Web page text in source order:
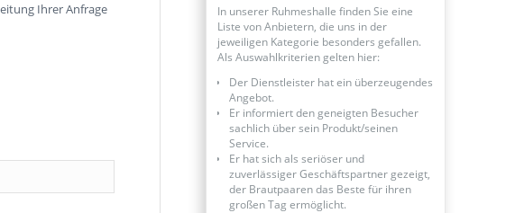
Ihrer Anfrage
In unserer Ruhmeshalle finden Sie eine
Liste von Anbietern, die uns in der
jeweiligen Kategorie besonders gefallen.
Als Auswahlkriterien gelten hier:
Der Dienstleister hat ein überzeugendes
Angebot.
Er informiert den geneigten Besucher
sachlich über sein Produkt/seinen
Service.
Er hat sich als seriöser und
zuverlässiger Geschäftspartner gezeigt,
der Brautpaaren das Beste für ihren
großen Tag ermöglicht.